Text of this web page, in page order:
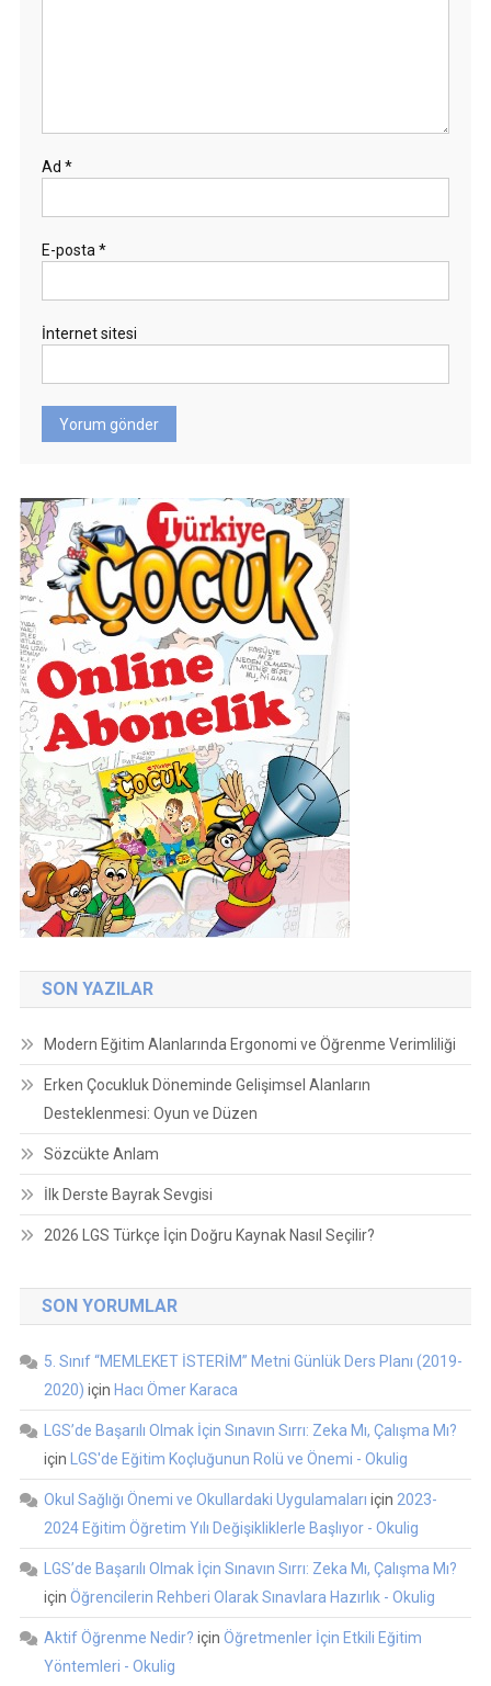
Ad *
E-posta *
İnternet sitesi
SON YAZILAR
Modern Eğitim Alanlarında Ergonomi ve Öğrenme Verimliliği
Erken Çocukluk Döneminde Gelişimsel Alanların
Desteklenmesi: Oyun ve Düzen
Sözcükte Anlam
İlk Derste Bayrak Sevgisi
2026 LGS Türkçe İçin Doğru Kaynak Nasıl Seçilir?
SON YORUMLAR
5. Sınıf “MEMLEKET İSTERİM” Metni Günlük Ders Planı (2019-
2020) için Hacı Ömer Karaca
LGS’de Başarılı Olmak İçin Sınavın Sırrı: Zeka Mı, Çalışma Mı?
için
LGS'de Eğitim Koçluğunun Rolü ve Önemi - Okulig
Okul Sağlığı Önemi ve Okullardaki Uygulamaları için 2023-
2024 Eğitim Öğretim Yılı Değişikliklerle Başlıyor - Okulig
LGS’de Başarılı Olmak İçin Sınavın Sırrı: Zeka Mı, Çalışma Mı?
için Öğrencilerin Rehberi Olarak Sınavlara Hazırlık - Okulig
Aktif Öğrenme Nedir? için Öğretmenler İçin Etkili Eğitim
Yöntemleri - Okulig